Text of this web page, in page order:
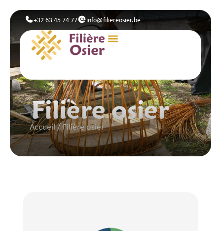
+32 63 45 74 77 info@filiereosier.be
Filière osier
Accueil/Filière osier